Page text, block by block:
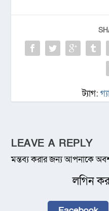
ট্যাগ:
LEAVE A REPLY
মন্তব্য করার জন্য আপনাকে
লগিন